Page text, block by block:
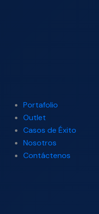
Portafolio
Outlet
Casos de Éxito
Nosotros
Contáctenos